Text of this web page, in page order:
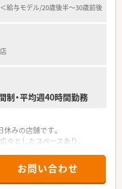
2回しっかりと支給されるた
入に還元されます。
給与モデル/20歳後半～30歳前後
・平均週40時間勤務
みの店舗です。
としたスペースあり。
大型店舗です。
お問い合わせ